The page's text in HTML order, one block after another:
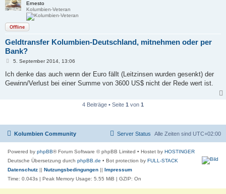
Ernesto
Kolumbien-Veteran
Offline
Geldtransfer Kolumbien-Deutschland, mitnehmen oder per
Bank?
B
i
r
5. September 2014, 13:06
Ich denke das auch wenn der Euro fällt (Leitzinsen wurden gesenkt) der
Gewinn/Verlust bei einer Summe von 3600 US$ nicht der Rede wert ist.
4 Beiträge • Seite 1 von 1
Kolumbien Community Alle Zeiten sind UTC+02:00
Server Status
Powered by phpBB® Forum Software © phpBB Limited • Hostet by HOSTINGER
Deutsche Übersetzung durch phpBB.de • Bot protection by FULL-STACK
Datenschutz || Nutzungsbedingungen || Impressum
Time: 0.043s | Peak Memory Usage: 5.55 MiB | GZIP: On